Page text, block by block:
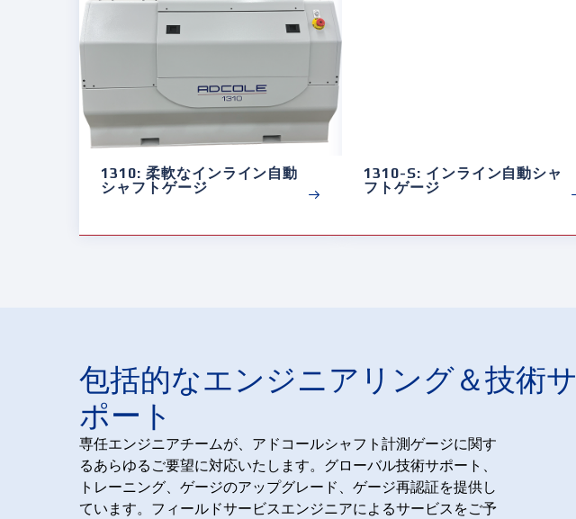
1310: 柔軟なインライン自動
シャフトゲージ
1310-S: インライン自動シャ
フトゲージ
包括的なエンジニアリング＆技術サ
ポート
専任エンジニアチームが、アドコールシャフト計測ゲージに関す
るあらゆるご要望に対応いたします。グローバル技術サポート、
トレーニング、ゲージのアップグレード、ゲージ再認証を提供し
ています。フィールドサービスエンジニアによるサービスをご予